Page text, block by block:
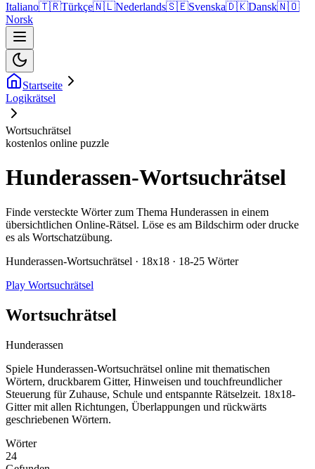
Italiano🇹🇷Türkçe🇳🇱Nederlands🇸🇪Svenska🇩🇰Dansk🇳🇴
Norsk
Startseite
Logikrätsel
Wortsuchrätsel
kostenlos online puzzle
Hunderassen-Wortsuchrätsel
Finde versteckte Wörter zum Thema Hunderassen in einem
übersichtlichen Online-Rätsel. Löse es am Bildschirm oder drucke
es als Wortschatzübung.
Hunderassen-Wortsuchrätsel · 18x18 · 18-25 Wörter
Play Wortsuchrätsel
Wortsuchrätsel
Hunderassen
Spiele Hunderassen-Wortsuchrätsel online mit thematischen
Wörtern, druckbarem Gitter, Hinweisen und touchfreundlicher
Steuerung für Zuhause, Schule und entspannte Rätselzeit. 18x18-
Gitter mit allen Richtungen, Überlappungen und rückwärts
geschriebenen Wörtern.
Wörter
24